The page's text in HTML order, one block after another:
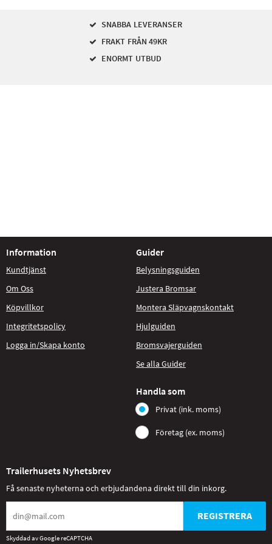
SNABBA LEVERANSER
FRAKT FRÅN 49KR
ENORMT UTBUD
Information
Kundtjänst
Om Oss
Köpvillkor
Integritetspolicy
Logga in/Skapa konto
Guider
Belysningsguiden
Justera Bromsar
Montera Släpvagnskontakt
Hjulguiden
Bromsvajerguiden
Se alla Guider
Handla som
Privat (ink. moms)
Företag (ex. moms)
Trailerhusets Nyhetsbrev
Få senaste nyheterna och erbjudandena direkt till din inkorg.
REGISTRERA
Skyddad av Google reCAPTCHA